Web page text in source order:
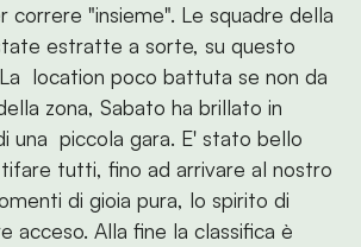
correre "insieme". Le squadre della
estratte a sorte, su questo
location poco battuta se non da
zona, Sabato ha brillato in
una piccola gara. E' stato bello
tutti, fino ad arrivare al nostro
di gioia pura, lo spirito di
acceso. Alla fine la classifica è